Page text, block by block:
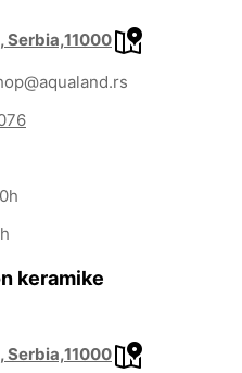
Serbia,11000
keramike
Serbia,11000